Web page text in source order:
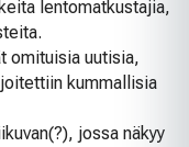
lentomatkustajia,
omituisia uutisia,
kummallisia
jossa näkyy